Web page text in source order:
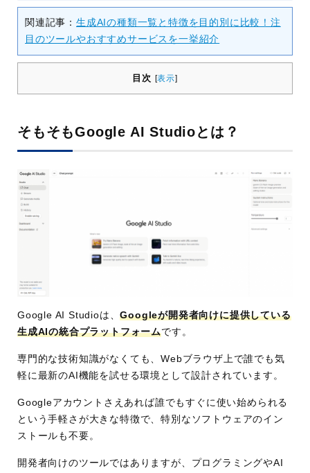
関連記事： 生成AIの種類一覧と特徴を目的別に比較！注
目のツールやおすすめサービスを一挙紹介
目次 [表示]
そもそもGoogle AI Studioとは？
Google AI Studioは、Googleが開発者向けに提供している
生成AIの統合プラットフォームです。
専門的な技術知識がなくても、Webブラウザ上で誰でも気
軽に最新のAI機能を試せる環境として設計されています。
Googleアカウントさえあれば誰でもすぐに使い始められる
という手軽さが大きな特徴で、特別なソフトウェアのイン
ストールも不要。
開発者向けのツールではありますが、プログラミングやAI